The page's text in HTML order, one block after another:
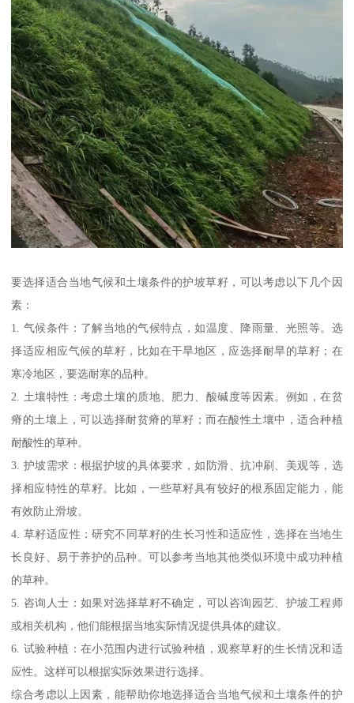
要选择适合当地气候和土壤条件的护坡草籽，可以考虑以下几个因
素：
1. 气候条件：了解当地的气候特点，如温度、降雨量、光照等。选
择适应相应气候的草籽，比如在干旱地区，应选择耐旱的草籽；在
寒冷地区，要选耐寒的品种。
2. 土壤特性：考虑土壤的质地、肥力、酸碱度等因素。例如，在贫
瘠的土壤上，可以选择耐贫瘠的草籽；而在酸性土壤中，适合种植
耐酸性的草种。
3. 护坡需求：根据护坡的具体要求，如防滑、抗冲刷、美观等，选
择相应特性的草籽。比如，一些草籽具有较好的根系固定能力，能
有效防止滑坡。
4. 草籽适应性：研究不同草籽的生长习性和适应性，选择在当地生
长良好、易于养护的品种。可以参考当地其他类似环境中成功种植
的草种。
5. 咨询人士：如果对选择草籽不确定，可以咨询园艺、护坡工程师
或相关机构，他们能根据当地实际情况提供具体的建议。
6. 试验种植：在小范围内进行试验种植，观察草籽的生长情况和适
应性。这样可以根据实际效果进行选择。
综合考虑以上因素，能帮助你地选择适合当地气候和土壤条件的护